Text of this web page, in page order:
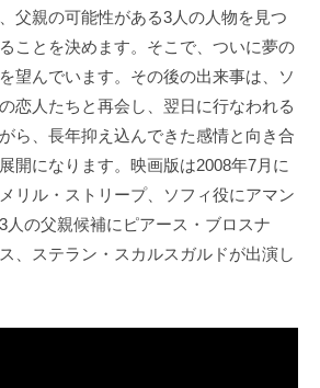
父親の可能性がある3人の人物を見つ
ことを決めます。そこで、ついに夢の
望んでいます。その後の出来事は、ソ
恋人たちと再会し、翌日に行なわれる
ら、長年抑え込んできた感情と向き合
開になります。映画版は2008年7月に
リル・ストリープ、ソフィ役にアマン
人の父親候補にピアース・ブロスナ
、ステラン・スカルスガルドが出演し